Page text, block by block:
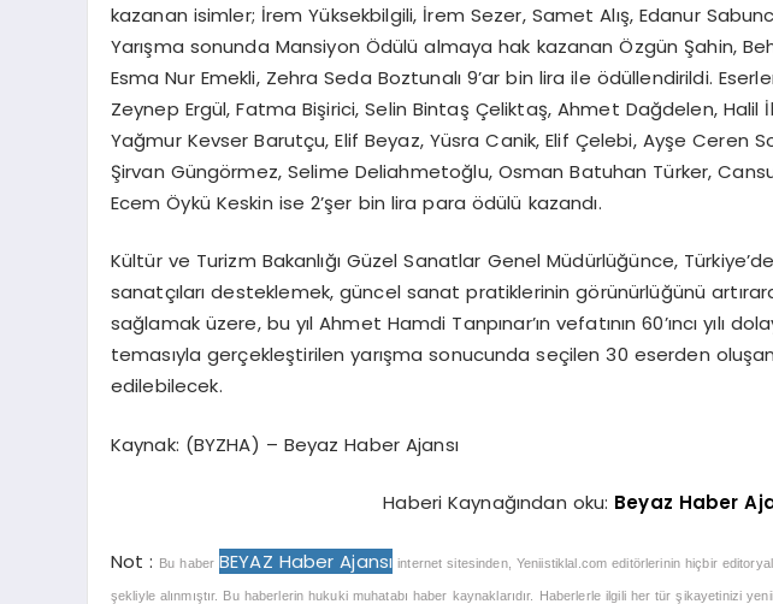
kazanan isimler; İrem Yüksekbilgili, İrem Sezer, Samet Alış, Edanur
Yarışma sonunda Mansiyon Ödülü almaya hak kazanan Özgün Şahin,
Esma Nur Emekli, Zehra Seda Boztunalı 9’ar bin lira ile ödüllendirildi.
Zeynep Ergül, Fatma Bişirici, Selin Bintaş Çeliktaş, Ahmet Dağdelen, Halil
Yağmur Kevser Barutçu, Elif Beyaz, Yüsra Canik, Elif Çelebi, Ayşe Ceren
Şirvan Güngörmez, Selime Deliahmetoğlu, Osman Batuhan Türker,
Ecem Öykü Keskin ise 2’şer bin lira para ödülü kazandı.
Kültür ve Turizm Bakanlığı Güzel Sanatlar Genel Müdürlüğünce,
sanatçıları desteklemek, güncel sanat pratiklerinin görünürlüğünü
sağlamak üzere, bu yıl Ahmet Hamdi Tanpınar’ın vefatının 60’ıncı yılı
temasıyla gerçekleştirilen yarışma sonucunda seçilen 30 eserden
edilebilecek.
Kaynak: (BYZHA) – Beyaz Haber Ajansı
Haberi Kaynağından oku: Beyaz Haber
Not : Bu haber BEYAZ Haber Ajansı internet sitesinden, Yeniistiklal.com editörlerinin hiçbir
şekliyle alınmıştır. Bu haberlerin hukuki muhatabı haber kaynaklarıdır. Haberlerle ilgili her tür şikayetinizi